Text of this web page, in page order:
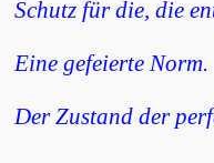
Schutz für die, die
Eine gefeierte Norm.
Der Zustand der